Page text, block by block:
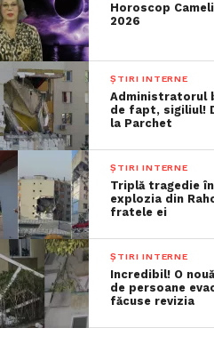
Horoscop
2026
ȘTIRI INTERNE
Administratorul
de fapt, sigiliul!
la Parchet
ȘTIRI INTERNE
Triplă tragedie
explozia din
fratele ei
ȘTIRI INTERNE
Incredibil! O
de persoane
făcuse revizia